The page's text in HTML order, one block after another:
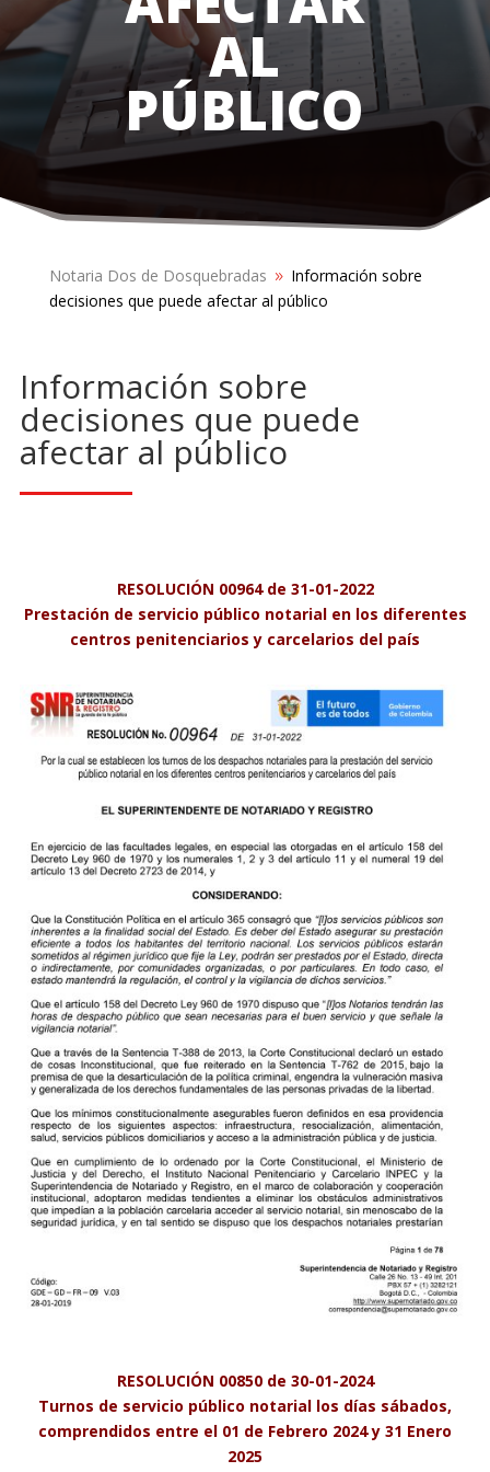
AL
PÚBLICO
Notaria Dos de Dosquebradas 9 Información sobre
decisiones que puede afectar al público
Información sobre
decisiones que puede
afectar al público
RESOLUCIÓN 00964 de 31-01-2022
Prestación de servicio público notarial en los diferentes
centros penitenciarios y carcelarios del país
RESOLUCIÓN 00850 de 30-01-2024
Turnos de servicio público notarial los días sábados,
comprendidos entre el 01 de Febrero 2024 y 31 Enero
2025